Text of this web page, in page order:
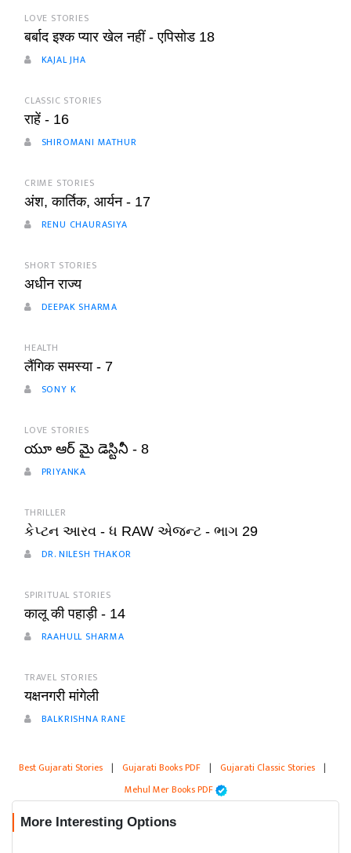
LOVE STORIES
बर्बाद इश्क प्यार खेल नहीं - एपिसोड 18
KAJAL JHA
CLASSIC STORIES
राहें - 16
SHIROMANI MATHUR
CRIME STORIES
अंश, कार्तिक, आर्यन - 17
RENU CHAURASIYA
SHORT STORIES
अधीन राज्य
DEEPAK SHARMA
HEALTH
लैंगिक समस्या - 7
SONY K
LOVE STORIES
యూ ఆర్ మై డెస్టినీ - 8
PRIYANKA
THRILLER
કેપ્ટન આરવ - ધ RAW એજન્ટ - ભાગ 29
DR. NILESH THAKOR
SPIRITUAL STORIES
कालू की पहाड़ी - 14
RAAHULL SHARMA
TRAVEL STORIES
यक्षनगरी मांगेली
BALKRISHNA RANE
Best Gujarati Stories | Gujarati Books PDF | Gujarati Classic Stories |
Mehul Mer Books PDF
More Interesting Options